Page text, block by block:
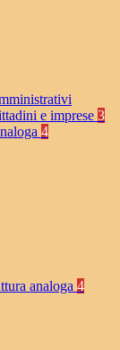
e imprese 3
4
analoga 4